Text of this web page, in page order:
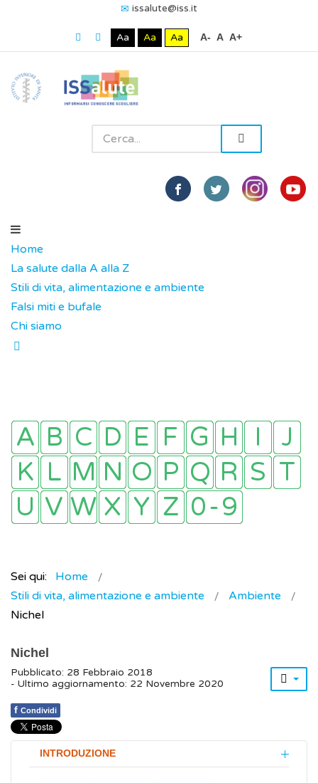
issalute@iss.it
Aa Aa Aa A- A A+
Home
La salute dalla A alla Z
Stili di vita, alimentazione e ambiente
Falsi miti e bufale
Chi siamo
Sei qui:
Home
Stili di vita, alimentazione e ambiente
Ambiente
Nichel
Nichel
Pubblicato: 28 Febbraio 2018
- Ultimo aggiornamento: 22 Novembre 2020
f Condividi
INTRODUZIONE